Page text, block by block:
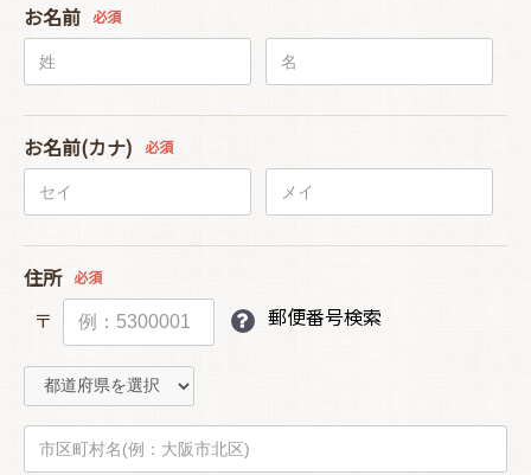
お名前 必須
お名前(カナ) 必須
住所 必須
〒 郵便番号検索